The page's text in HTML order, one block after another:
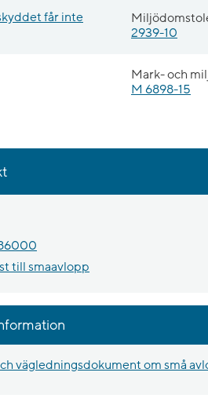
får inte
2939-10
Mark- och
M 6898-15
till smaavlopp
vägledningsdokument om små